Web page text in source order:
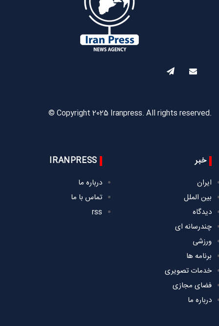
© Copyright 2025 Iranpress. All rights reserved.
خبر
ایران
بین الملل
دیدگاه
چندرسانه ای
ورزشی
برنامه ها
خدمات تصویری
فضای مجازی
درباره ما
IRANPRESS
درباره ما
تماس با ما
rss